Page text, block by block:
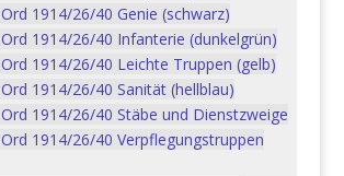
1914/26/40 Genie (schwarz)
1914/26/40 Infanterie (dunkelgrün)
1914/26/40 Leichte Truppen (gelb)
1914/26/40 Sanität (hellblau)
1914/26/40 Stäbe und Dienstzweige
1914/26/40 Verpflegungstruppen
Artikelnummer:
15BRU4406S Kategorie:
Brusttaschenanhänger auf
Lederlasche